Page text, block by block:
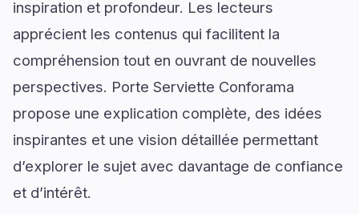
inspiration et profondeur. Les lecteurs
apprécient les contenus qui facilitent la
compréhension tout en ouvrant de nouvelles
perspectives. Porte Serviette Conforama
propose une explication complète, des idées
inspirantes et une vision détaillée permettant
d’explorer le sujet avec davantage de confiance
et d’intérêt.